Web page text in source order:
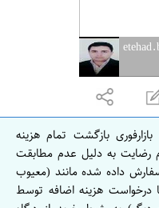
ص
ه
ن
ا
ص
ف
بازگشت تمام هزینه
رضایت به دلیل عدم مطابقت
داده شده مانند (معیوب
درخواست هزینه اضافه توسط